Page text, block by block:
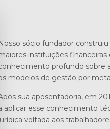
Nosso sócio fundador
instituições financeiras
profundo sobre
modelos de gestão por
sua aposentadoria, em
aplicar esse conhecimento
voltada aos